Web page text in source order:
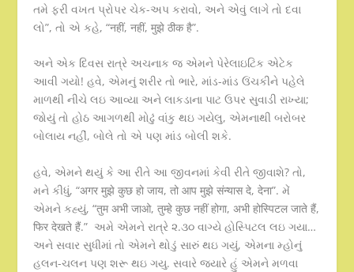
તમે ફરી વખત પ્રોપર ચેક-અપ કરાવો, અને એવું લાગે તો દવા
લો”, તો એ કહે, “नहीं, नहीं, मुझे ठीक है”.
અને એક દિવસ રાત્રે અચનાક જ એમને પેરેલાઇટિક એટેક
આવી ગયો! હવે, એમનું શરીર તો ભારે, માંડ-માંડ ઉંચકીને પહેલે
માળથી નીચે લઇ આવ્યા અને લાકડાના પાટ ઉપર સુવાડી રાખ્યા;
જોયું તો હોઠ આગળથી મોઢું વાંકુ થઇ ગયેલુ, એમનાથી બરોબર
બોલાય નહીં, બોલે તો એ પણ માંડ બોલી શકે.
હવે, એમને થયું કે આ રીતે આ જીવનમાં કેવી રીતે જીવાશે? તો,
મને કીધું, “अगर मुझे कुछ हो जाय, तो आप मुझे संन्यास दे, देना”. મેં
એમને કહ્યું, “तुम अभी जाओ, तुम्हे कुछ नहीं होगा, अभी होस्पिटल जाते हैं,
फिर देखते हैं.” અમે એમને રાત્રે ૨.૩૦ વાગ્યે હોસ્પિટલ લઇ ગયા…
અને સવાર સુધીમાં તો એમને થોડું સારું થઇ ગયું, એમના મ્હોનું
હલન-ચલન પણ શરૂ થઇ ગયુ. સવારે જ્યારે હું એમને મળવા